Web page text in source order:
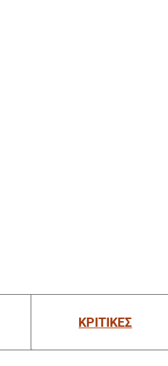
ΚΡΙΤΙΚΕΣ